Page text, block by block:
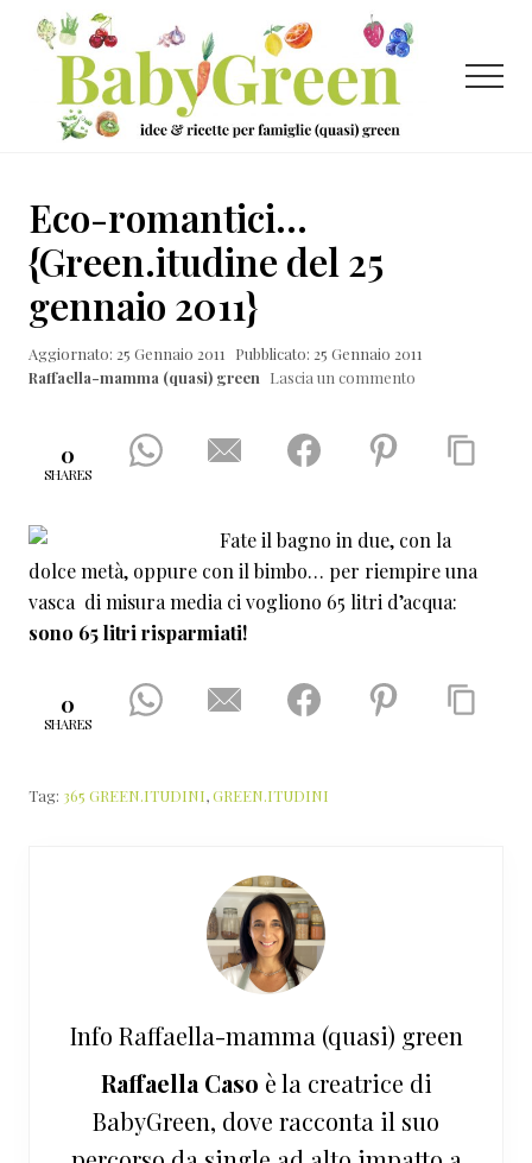
Menu
Passa
contenuto
principale
Passa
laterale
primaria
Passa
ricette
per
famiglie
(quasi)
green
Menu
Eco-romantici…
{Green.itudine del 25
gennaio 2011}
Aggiornato: 25 Gennaio 2011
Pubblicato: 25 Gennaio 2011
Raffaella-mamma (quasi) green Lascia un commento
0
SHARES
Fate il bagno in due, con la
dolce metà, oppure con il bimbo… per riempire una
vasca di misura media ci vogliono 65 litri d’acqua:
sono 65 litri risparmiati!
0
SHARES
Tag: 365 GREEN.ITUDINI,GREEN.ITUDINI
Info Raffaella-mamma (quasi) green
Raffaella Caso è la creatrice di
BabyGreen, dove racconta il suo